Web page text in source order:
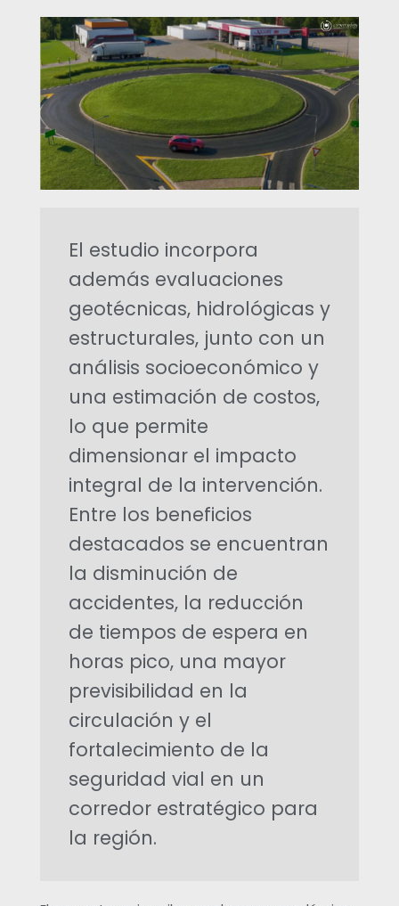
s
d
e
e
El estudio incorpora
además evaluaciones
geotécnicas, hidrológicas y
estructurales, junto con un
análisis socioeconómico y
una estimación de costos,
lo que permite
dimensionar el impacto
integral de la intervención.
Entre los beneficios
destacados se encuentran
la disminución de
accidentes, la reducción
de tiempos de espera en
horas pico, una mayor
previsibilidad en la
circulación y el
fortalecimiento de la
seguridad vial en un
corredor estratégico para
la región.